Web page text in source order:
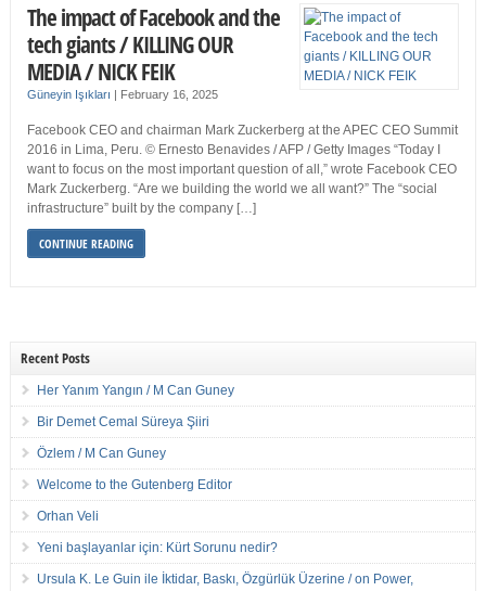
The impact of Facebook and the
tech giants / KILLING OUR
MEDIA / NICK FEIK
Güneyin Işıkları | February 16, 2025
Facebook CEO and chairman Mark Zuckerberg at the APEC CEO Summit
2016 in Lima, Peru. © Ernesto Benavides / AFP / Getty Images “Today I
want to focus on the most important question of all,” wrote Facebook CEO
Mark Zuckerberg. “Are we building the world we all want?” The “social
infrastructure” built by the company […]
CONTINUE READING
Recent Posts
Her Yanım Yangın / M Can Guney
Bir Demet Cemal Süreya Şiiri
Özlem / M Can Guney
Welcome to the Gutenberg Editor
Orhan Veli
Yeni başlayanlar için: Kürt Sorunu nedir?
Ursula K. Le Guin ile İktidar, Baskı, Özgürlük Üzerine / on Power,